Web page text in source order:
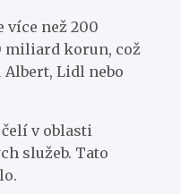
více než 200
miliard korun, což
Lidl nebo
v oblasti
služeb. Tato